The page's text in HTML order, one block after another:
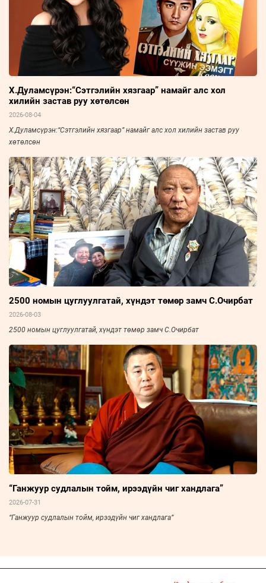
Х.Дуламсүрэн:“Сэтгэлийн хязгаар” намайг алс хол
хилийн застав руу хөтөлсөн
2026-08-04
Х.Дуламсүрэн:“Сэтгэлийн хязгаар” намайг алс хол хилийн застав руу
хөтөлсөн
2500 номын цуглуулгатай, хүндэт төмөр замч С.Очирбат
2026-08-03
2500 номын цуглуулгатай, хүндэт төмөр замч С.Очирбат
“Ганжуур судлалын тойм, ирээдүйн чиг хандлага”
2026-07-31
“Ганжуур судлалын тойм, ирээдүйн чиг хандлага”